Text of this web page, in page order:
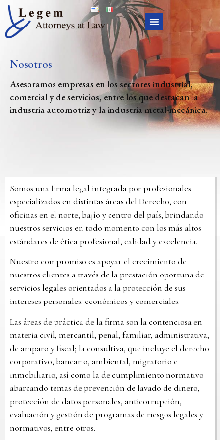
Nosotros
Asesoramos empresas en los sectores industrial,
comercial y de servicios, entre los que destacan la
industria automotriz y la industria metal-mecánica.
Somos una firma legal integrada por profesionales
especializados en distintas áreas del Derecho, con
oficinas en el norte, bajío y centro del país, brindando
nuestros servicios en todo momento con los más altos
estándares de ética profesional, calidad y excelencia.
Nuestro compromiso es apoyar el crecimiento de
nuestros clientes a través de la prestación oportuna de
servicios legales orientados a la protección de sus
intereses personales, económicos y comerciales.
Las áreas de práctica de la firma son la contenciosa en
materia civil, mercantil, penal, familiar, administrativa,
de amparo y fiscal; la consultiva, que incluye el derecho
corporativo, bancario, ambiental, migratorio e
inmobiliario; así como la de cumplimiento normativo
abarcando temas de prevención de lavado de dinero,
protección de datos personales, anticorrupción,
evaluación y gestión de programas de riesgos legales y
normativos, entre otros.